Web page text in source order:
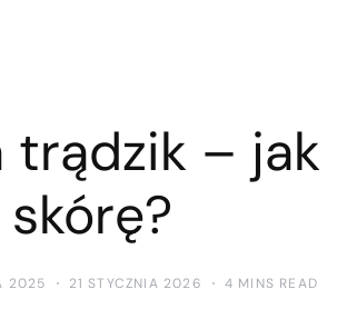
trądzik – jak
2025 21 STYCZNIA 2026 4 MINS READ